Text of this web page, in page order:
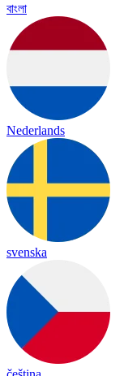
বাংলা
Nederlands
svenska